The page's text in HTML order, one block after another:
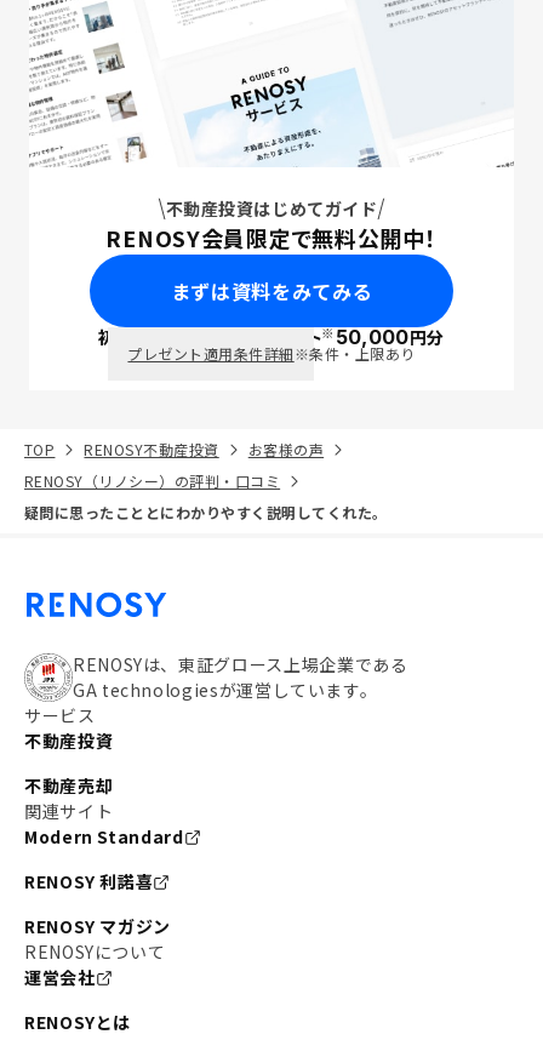
不動産投資はじめてガイド
RENOSY会員限定で無料公開中！
まずは資料をみてみる
初回面談で ポイント※50,000円分
プレゼント適用条件詳細※条件・上限あり
TOP RENOSY不動産投資
お客様の声
RENOSY（リノシー）の評判・口コミ
疑問に思ったこととにわかりやすく説明してくれた。
RENOSYは、東証グロース上場企業である
GA technologiesが運営しています。
サービス
不動産投資
不動産売却
関連サイト
Modern Standard
RENOSY 利諾喜
RENOSY マガジン
RENOSYについて
運営会社
RENOSYとは